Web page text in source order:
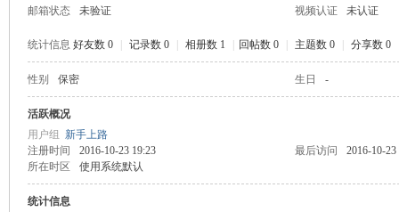
邮箱状态
未验证 视频认证 未认证
统计信息 好友数 0 记录数 0 相册数 1 回帖数 0 主题数 0 分享数 0
性别 保密 生日 -
活跃概况
用户组 新手上路
注册时间
2016-10-23 19:23 最后访问
2016-10-23
所在时区
使用系统默认
统计信息